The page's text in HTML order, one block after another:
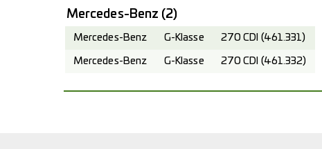
Mercedes-Benz (2)
Mercedes-Benz G-Klasse 270 CDI (461.331)
Mercedes-Benz G-Klasse 270 CDI (461.332)